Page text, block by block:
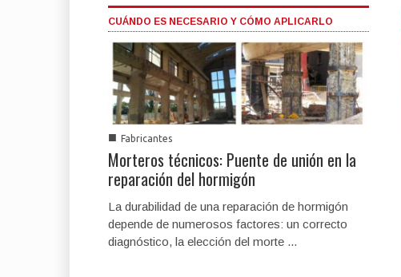
CUÁNDO ES NECESARIO Y CÓMO APLICARLO
■ Fabricantes
Morteros técnicos: Puente de unión en la
reparación del hormigón
La durabilidad de una reparación de hormigón
depende de numerosos factores: un correcto
diagnóstico, la elección del morte ...